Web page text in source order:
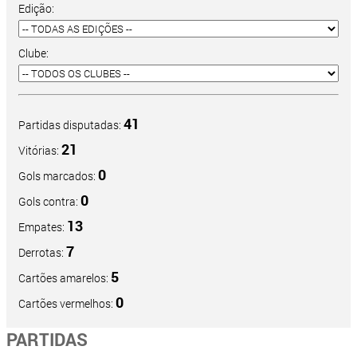
Edição:
Clube:
Partidas disputadas: 41
Vitórias: 21
Gols marcados: 0
Gols contra: 0
Empates: 13
Derrotas: 7
Cartões amarelos: 5
Cartões vermelhos: 0
PARTIDAS